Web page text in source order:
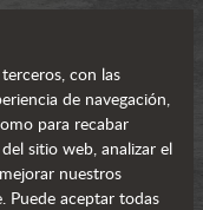
con las
de navegación,
para recabar
sitio web, analizar el
nuestros
Puede aceptar todas